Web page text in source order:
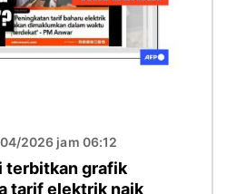
2026 jam 06:12
terbitkan grafik
tarif elektrik naik